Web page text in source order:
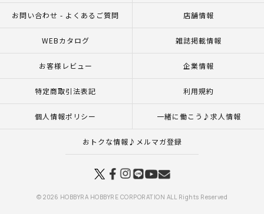
お問い合わせ - よくあるご質問 店舗情報
WEBカタログ 雑誌掲載情報
お客様レビュー 企業情報
特定商取引法表記 利用規約
個人情報ポリシー 一緒に働こう♪求人情報
おトクな情報♪メルマガ登録
© 2026 HOBBYRA HOBBYRE CORPORATION ALL Rights Reserved